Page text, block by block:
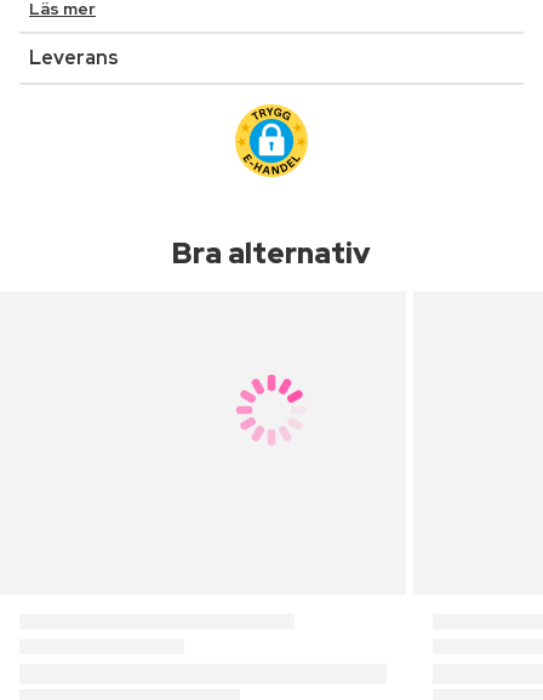
Läs mer
Leverans
Bra alternativ